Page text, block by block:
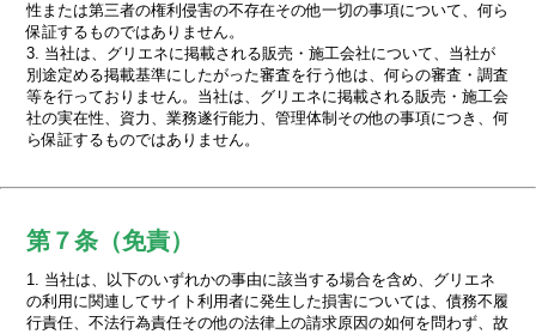
性または第三者の権利侵害の不存在その他一切の事項について、何ら
保証するものではありません。
3. 当社は、グリエネに掲載される販売・施工会社について、当社が
別途定める掲載基準にしたがった審査を行う他は、何らの審査・調査
等を行っておりません。当社は、グリエネに掲載される販売・施工会
社の実在性、資力、業務遂行能力、管理体制その他の事項につき、何
ら保証するものではありません。
第７条（免責）
1. 当社は、以下のいずれかの事由に該当する場合を含め、グリエネ
の利用に関連してサイト利用者に発生した損害については、債務不履
行責任、不法行為責任その他の法律上の請求原因の如何を問わず、故